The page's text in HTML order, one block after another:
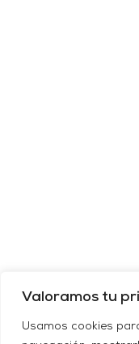
Valoramos tu
Usamos cookies